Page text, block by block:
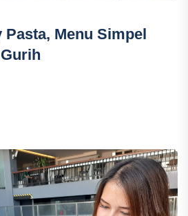
Menu Simpel